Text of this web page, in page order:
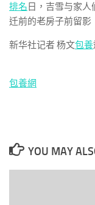
排名 日，吉雪与家
迁前的老房子前留影
新华社记者 杨文包養
包養網
YOU MAY